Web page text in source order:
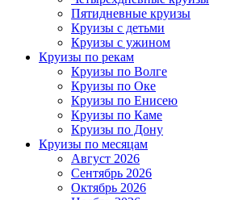
Пятидневные круизы
Круизы с детьми
Круизы с ужином
Круизы по рекам
Круизы по Волге
Круизы по Оке
Круизы по Енисею
Круизы по Каме
Круизы по Дону
Круизы по месяцам
Август 2026
Сентябрь 2026
Октябрь 2026